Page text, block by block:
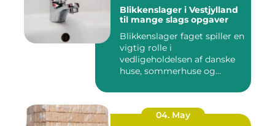
Blikkenslager i Vestjylland
til mange slags opgaver
Blikkenslager faget spiller en
vigtig rolle i
vedligeholdelsen af danske
huse, sommerhuse og
04. May